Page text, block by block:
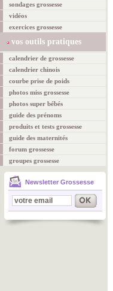
sondages grossesse
vidéos
exercices grossesse
vos outils pratiques
calendrier de grossesse
calendrier chinois
courbe prise de poids
photos miss grossesse
photos super bébés
guide des prénoms
produits et tests grossesse
guide des maternités
forum grossesse
groupes grossesse
Newsletter Grossesse